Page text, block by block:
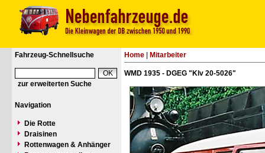
Fahrzeug-Schnellsuche
zur erweiterten Suche
Navigation
Die Rotte
Draisinen
Rottenwagen & Anhänger
Home Mitarbeiter
WMD 1935 - DGEG "Klv 20-5026"